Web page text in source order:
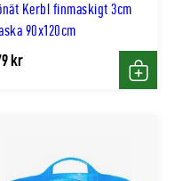
Kerbl finmaskigt 3cm
90x120cm
kr
Köp